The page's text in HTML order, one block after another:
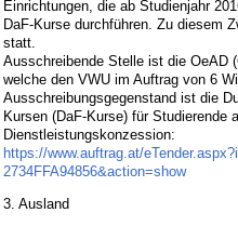
Einrichtungen, die ab Studienjahr
DaF-Kurse durchführen. Zu diesem
statt.
Ausschreibende Stelle ist die OeAD
welche den VWU im Auftrag von 6
Ausschreibungsgegenstand ist die
Kursen (DaF-Kurse) für Studierende
Dienstleistungskonzession:
https://www.auftrag.at/
2734FFA94856&action=show
3. Ausland